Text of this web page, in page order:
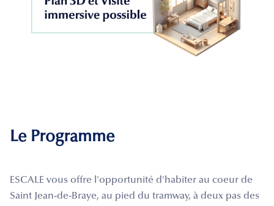
Le Programme
ESCALE vous offre l'opportunité d'habiter au coeur de
Saint Jean-de-Braye, au pied du tramway, à deux pas des